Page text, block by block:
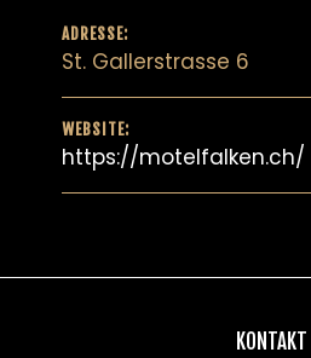
ADRESSE:
St. Gallerstrasse 6
WEBSITE:
https://motelfalken.ch/
KONTAKT